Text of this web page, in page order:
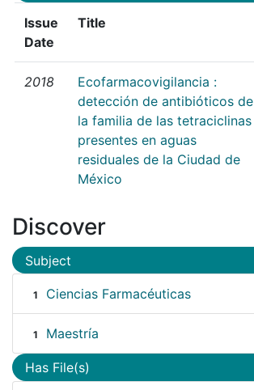
Issue
Date
Title
2018
Ecofarmacovigilancia :
detección de antibióticos de
la familia de las tetraciclinas
presentes en aguas
residuales de la Ciudad de
México
Discover
Subject
1 Ciencias Farmacéuticas
1 Maestría
Has File(s)